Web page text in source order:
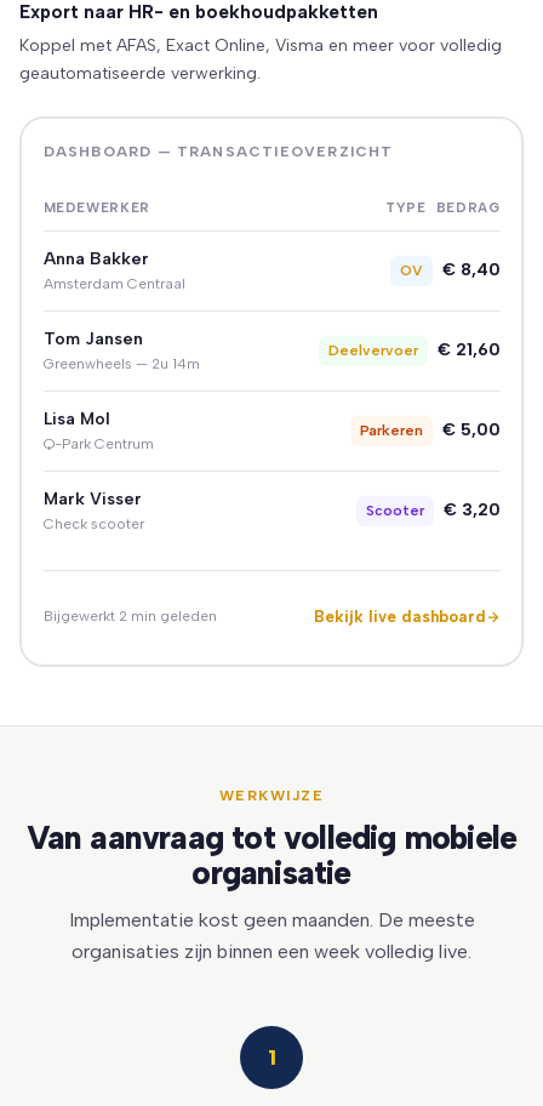
Export naar HR- en boekhoudpakketten
Koppel met AFAS, Exact Online, Visma en meer voor volledig
geautomatiseerde verwerking.
DASHBOARD — TRANSACTIEOVERZICHT
MEDEWERKER TYPE BEDRAG
Anna Bakker
Amsterdam Centraal
OV € 8,40
Tom Jansen
Greenwheels — 2u 14m
Deelvervoer € 21,60
Lisa Mol
Q-Park Centrum
Parkeren € 5,00
Mark Visser
Check scooter
Scooter € 3,20
Bijgewerkt 2 min geleden Bekijk live dashboard
WERKWIJZE
Van aanvraag tot volledig mobiele
organisatie
Implementatie kost geen maanden. De meeste
organisaties zijn binnen een week volledig live.
1